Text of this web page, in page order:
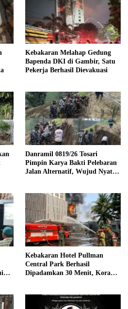
Kebakaran Melahap Gedung
Bapenda DKI di Gambir, Satu
Pekerja Berhasil Dievakuasi
Danramil 0819/26 Tosari
Pimpin Karya Bakti Pelebaran
Jalan Alternatif, Wujud Nyata
Kebakaran Hotel Pullman
Central Park Berhasil
Dipadamkan 30 Menit, Koramil